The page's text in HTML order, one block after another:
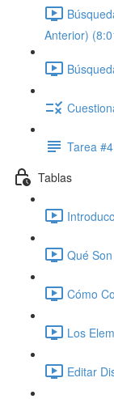
Anterior)
Tarea
Tablas
Qué
Cómo
Los
Editar